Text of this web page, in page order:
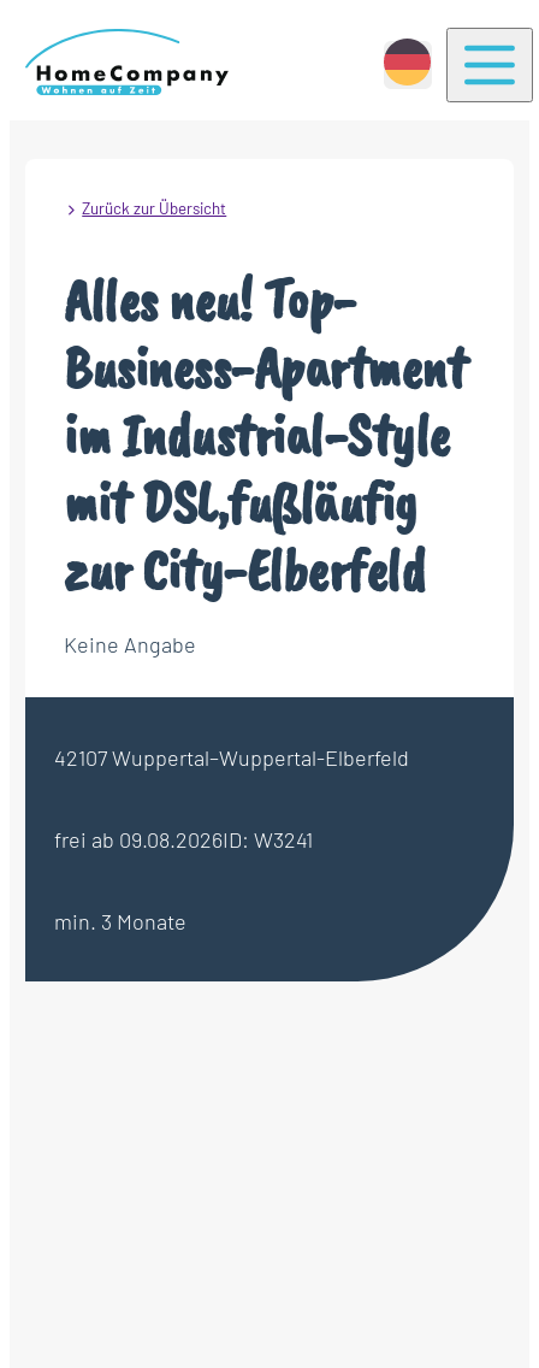
Zurück zur Übersicht
Alles neu! Top-
Business-Apartment
im Industrial-Style
mit DSL,fußläufig
zur City-Elberfeld
Keine Angabe
42107 Wuppertal–Wuppertal-Elberfeld
frei ab 09.08.2026ID: W3241
min. 3 Monate